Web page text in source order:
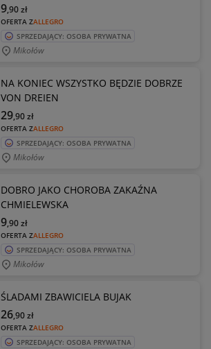
OFERTA ZALLEGRO
9,90zł
SPRZEDAJĄCY: OSOBA PRYWATNA
Mikołów
NA KONIEC WSZYSTKO BĘDZIE DOBRZE
VON DREIEN
OFERTA ZALLEGRO
29,90zł
SPRZEDAJĄCY: OSOBA PRYWATNA
Mikołów
DOBRO JAKO CHOROBA ZAKAŹNA
CHMIELEWSKA
OFERTA ZALLEGRO
9,90zł
SPRZEDAJĄCY: OSOBA PRYWATNA
Mikołów
ŚLADAMI ZBAWICIELA BUJAK
OFERTA ZALLEGRO
26,90zł
SPRZEDAJĄCY: OSOBA PRYWATNA